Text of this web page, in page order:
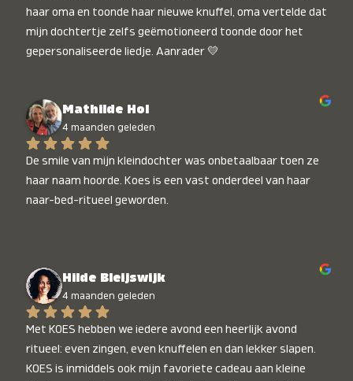
haar oma en toonde haar nieuwe knuffel, oma vertelde dat
mijn dochtertje zelfs geëmotioneerd toonde door het
gepersonaliseerde liedje. Aanrader 💛
Mathilde Hol
4 maanden geleden
De smile van mijn kleindochter was onbetaalbaar toen ze
haar naam hoorde. Koes is een vast onderdeel van haar
naar-bed-ritueel geworden.
Hilde Bleijswijk
4 maanden geleden
Met KOES hebben we iedere avond een heerlijk avond
ritueel: even zingen, even knuffelen en dan lekker slapen.
KOES is inmiddels ook mijn favoriete cadeau aan kleine